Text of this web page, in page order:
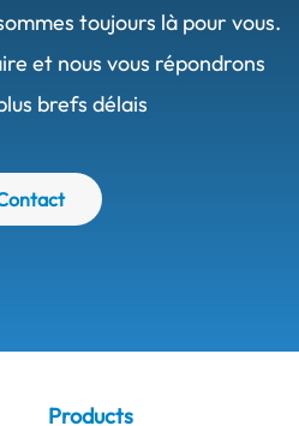
toujours là pour vous.
et nous vous répondrons
brefs délais
Products